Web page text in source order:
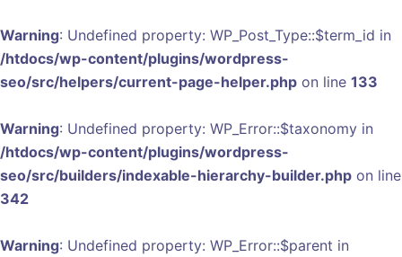
Warning: Undefined property: WP_Post_Type::$term_id in
/htdocs/wp-content/plugins/wordpress-
seo/src/helpers/current-page-helper.php on line 133
Warning: Undefined property: WP_Error::$taxonomy in
/htdocs/wp-content/plugins/wordpress-
seo/src/builders/indexable-hierarchy-builder.php on line
342
Warning: Undefined property: WP_Error::$parent in